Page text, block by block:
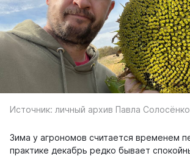
Источник: личный архив Павла
Зима у агрономов считается временем
практике декабрь редко бывает